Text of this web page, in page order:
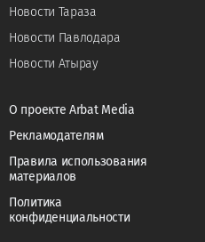
Новости Тараза
Новости Павлодара
Новости Атырау
О проекте Arbat Media
Рекламодателям
Правила использования
материалов
Политика
конфиденциальности